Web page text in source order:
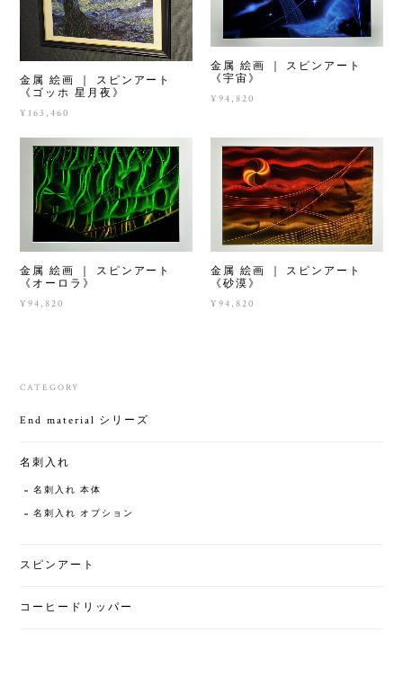
金属 絵画 ｜ スピンアート
《ゴッホ 星月夜》
¥163,460
金属 絵画 ｜ スピンアート
《宇宙》
¥94,820
金属 絵画 ｜ スピンアート
《オーロラ》
¥94,820
金属 絵画 ｜ スピンアート
《砂漠》
¥94,820
CATEGORY
End material シリーズ
名刺入れ
名刺入れ 本体
名刺入れ オプション
スピンアート
コーヒードリッパー